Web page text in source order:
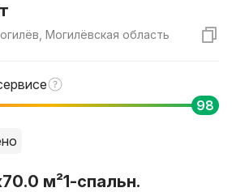
Могилёвская область
98
70.0 м²1-спальн.